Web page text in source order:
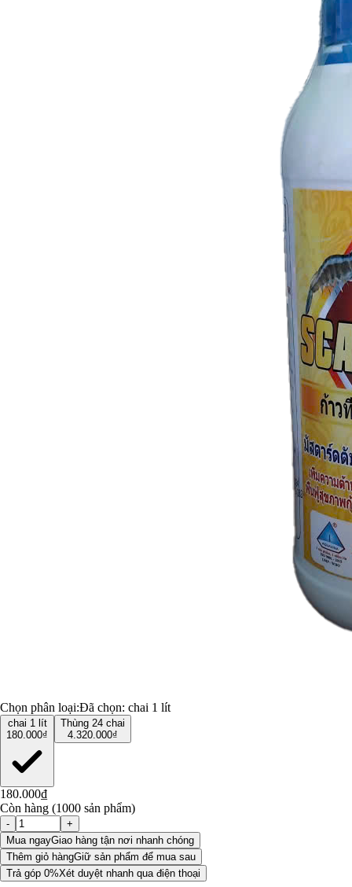
Chọn phân loại:Đã chọn: chai 1 lít
chai 1 lít
180.000₫
Thùng 24 chai
4.320.000₫
180.000₫
Còn hàng (1000 sản phẩm)
-
+
Mua ngayGiao hàng tận nơi nhanh chóng
Thêm giỏ hàngGiữ sản phẩm để mua sau
Trả góp 0%Xét duyệt nhanh qua điện thoại